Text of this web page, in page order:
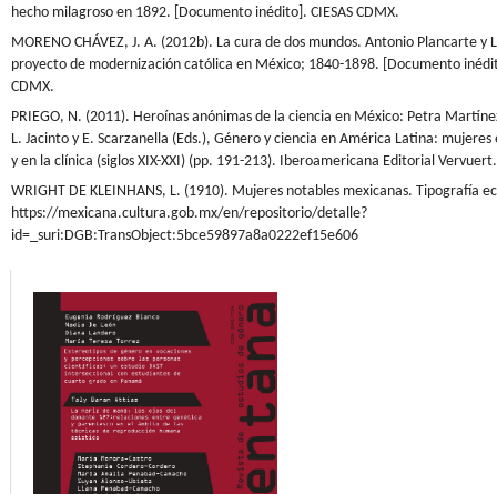
hecho milagroso en 1892. [Documento inédito]. CIESAS CDMX.
MORENO CHÁVEZ, J. A. (2012b). La cura de dos mundos. Antonio Plancarte y
proyecto de modernización católica en México; 1840-1898. [Documento
CDMX.
PRIEGO, N. (2011). Heroínas anónimas de la ciencia en México: Petra
L. Jacinto y E. Scarzanella (Eds.), Género y ciencia en América Latina:
y en la clínica (siglos XIX-XXI) (pp. 191-213). Iberoamericana Editorial Vervuert.
WRIGHT DE KLEINHANS, L. (1910). Mujeres notables mexicanas. Tipografía
https://mexicana.cultura.gob.mx/en/repositorio/detalle?
id=_suri:DGB:TransObject:5bce59897a8a0222ef15e606